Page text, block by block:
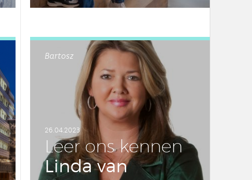
Bartosz
26.04.2023
Leer ons kennen
Linda van